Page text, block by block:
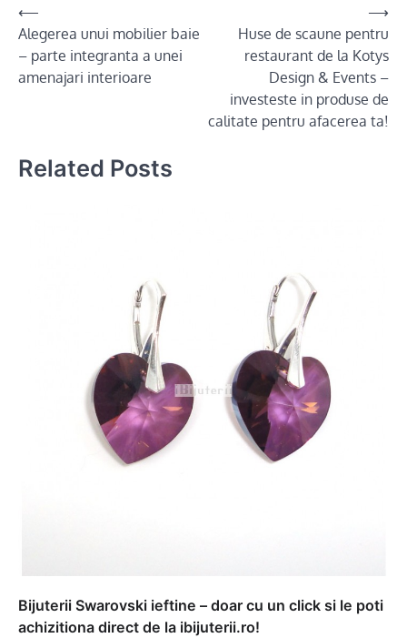
Post
navigation
⟵
Alegerea unui mobilier baie
– parte integranta a unei
amenajari interioare
Huse de scaune pentru
restaurant de la Kotys
Design & Events –
investeste in produse de
calitate pentru afacerea ta!
⟶
Related Posts
Bijuterii Swarovski ieftine – doar cu un click si le poti
achizitiona direct de la ibijuterii.ro!